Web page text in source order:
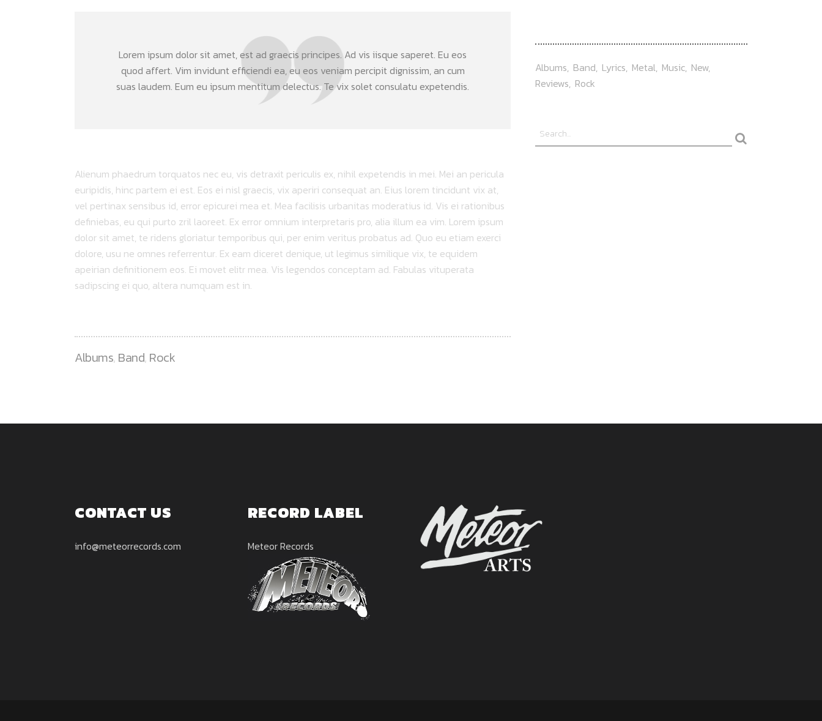
Lorem ipsum dolor sit amet, est ad graecis principes. Ad vis iisque saperet. Eu eos
quod affert. Vim invidunt efficiendi ea, eu eos veniam percipit dignissim, an cum
suas laudem. Eum eu ipsum mentitum delectus. Te vix solet consulatu expetendis.
Alienum phaedrum torquatos nec eu, vis detraxit periculis ex, nihil expetendis in mei. Mei an pericula
euripidis, hinc partem ei est. Eos ei nisl graecis, vix aperiri consequat an. Eius lorem tincidunt vix at,
vel pertinax sensibus id, error epicurei mea et. Mea facilisis urbanitas moderatius id. Vis ei rationibus
definiebas, eu qui purto zril laoreet. Ex error omnium interpretaris pro, alia illum ea vim. Lorem ipsum
dolor sit amet, te ridens gloriatur temporibus qui, per enim veritus probatus ad. Quo eu etiam exerci
dolore, usu ne omnes referrentur. Ex eam diceret denique, ut legimus similique vix, te equidem
apeirian definitionem eos. Ei movet elitr mea. Vis legendos conceptam ad. Fabulas vituperata
sadipscing ei quo, altera numquam est in.
Albums, Band, Rock
Albums Band Lyrics Metal Music New
Reviews Rock
CONTACT US
info@meteorrecords.com
RECORD LABEL
Meteor Records